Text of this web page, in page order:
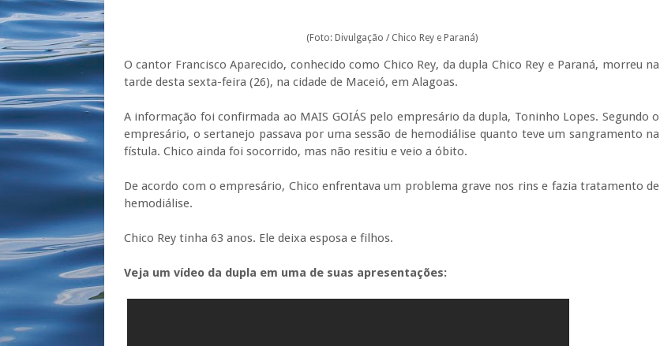
(Foto: Divulgação / Chico Rey e Paraná)
O cantor Francisco Aparecido, conhecido como Chico Rey, da dupla Chico Rey e Paraná, morreu na
tarde desta sexta-feira (26), na cidade de Maceió, em Alagoas.
A informação foi confirmada ao MAIS GOIÁS pelo empresário da dupla, Toninho Lopes. Segundo o
empresário, o sertanejo passava por uma sessão de hemodiálise quanto teve um sangramento na
fístula. Chico ainda foi socorrido, mas não resitiu e veio a óbito.
De acordo com o empresário, Chico enfrentava um problema grave nos rins e fazia tratamento de
hemodiálise.
Chico Rey tinha 63 anos. Ele deixa esposa e filhos.
Veja um vídeo da dupla em uma de suas apresentações: